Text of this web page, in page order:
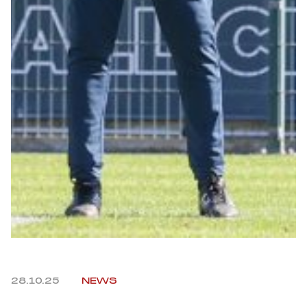
Robe di Kappa x Genoa
Vintage Collection
Red&Blue Voices
Kids
Accessori
Party
28.10.25 NEWS